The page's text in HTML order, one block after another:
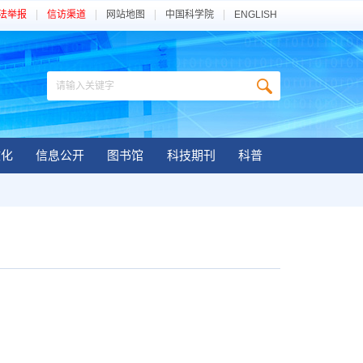
举报 信访渠道 网站地图 中国科学院 ENGLISH
信息公开 图书馆 科技期刊 科普